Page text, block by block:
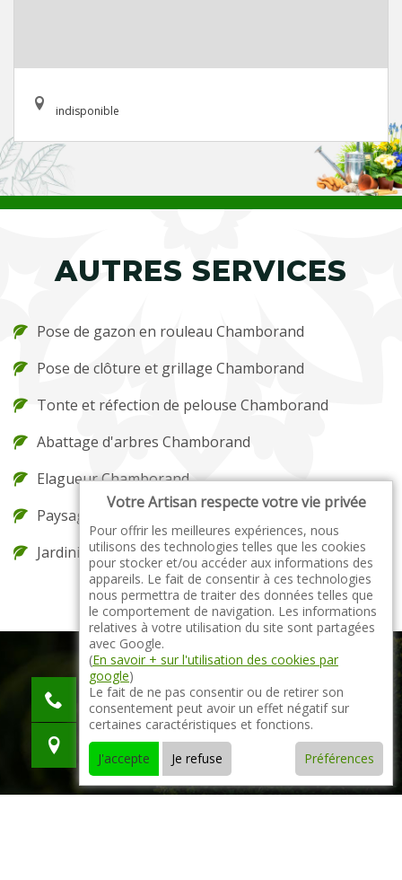
indisponible
AUTRES SERVICES
Pose de gazon en rouleau Chamborand
Pose de clôture et grillage Chamborand
Tonte et réfection de pelouse Chamborand
Abattage d'arbres Chamborand
Elagueur Chamborand
Paysagiste Chamborand
Jardinier Chamborand
indisponible
indisponible
indisponible
Votre Artisan respecte votre vie privée
Pour offrir les meilleures expériences, nous
utilisons des technologies telles que les cookies
pour stocker et/ou accéder aux informations des
appareils. Le fait de consentir à ces technologies
nous permettra de traiter des données telles que
le comportement de navigation. Les informations
relatives à votre utilisation du site sont partagées
avec Google.
(En savoir + sur l'utilisation des cookies par
google)
Le fait de ne pas consentir ou de retirer son
consentement peut avoir un effet négatif sur
certaines caractéristiques et fonctions.
J'accepte
Je refuse Préférences